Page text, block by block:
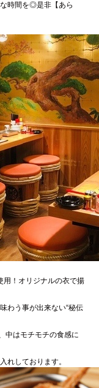
時間を◎是非【あら
！オリジナルの衣で揚
わう事が出来ない“秘伝
中はモチモチの食感に
れしております。